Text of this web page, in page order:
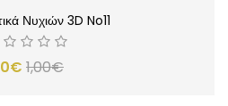
Νυχιών 3D No11
1,00€